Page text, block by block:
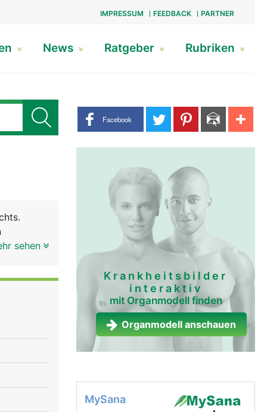
IMPRESSUM FEEDBACK PARTNER
News Ratgeber Rubriken
Share buttons
Facebook
dem
zum
sehen
Krankheitsbilder
interaktiv
mit Organmodell finden
Organmodell anschauen
MySana